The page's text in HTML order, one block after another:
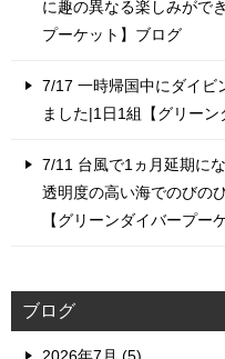
に趣の異なる楽しみがで
プーケット】ブログ
7/17 一時帰国中にダイビ
ました|1日1組【グリー
7/11 台風で1ヵ月延期に
透明度の高い海でのびの
【グリーンダイバープー
ブログ